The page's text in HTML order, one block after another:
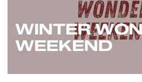
WINTER
WEEKEND